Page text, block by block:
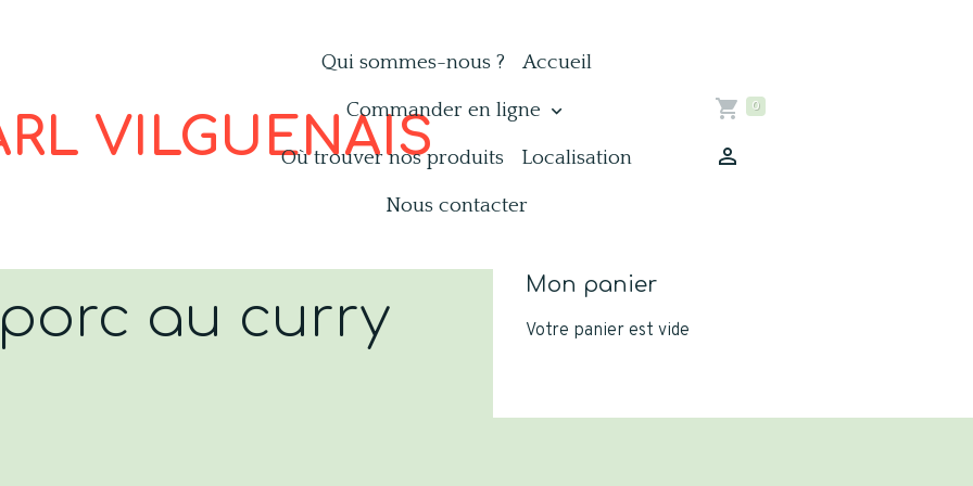
VILGUENAIS
Qui sommes-nous ? Accueil
Commander en ligne
Où trouver nos produits Localisation
Nous contacter
0
au curry
Mon panier
Votre panier est vide